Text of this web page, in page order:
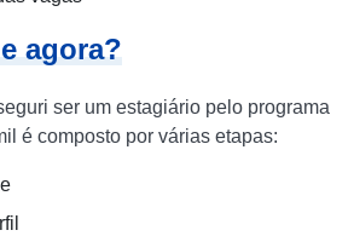
agora?
ser um estagiário pelo programa
é composto por várias etapas: